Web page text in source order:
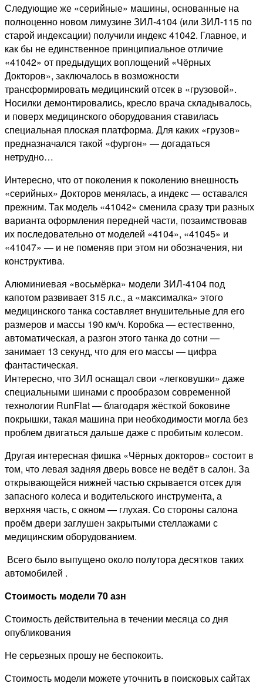
Следующие же «серийные» машины, основанные на
полноценно новом лимузине ЗИЛ-4104 (или ЗИЛ-115 по
старой индексации) получили индекс 41042. Главное, и
как бы не единственное принципиальное отличие
«41042» от предыдущих воплощений «Чёрных
Докторов», заключалось в возможности
трансформировать медицинский отсек в «грузовой».
Носилки демонтировались, кресло врача складывалось,
и поверх медицинского оборудования ставилась
специальная плоская платформа. Для каких «грузов»
предназначался такой «фургон» — догадаться
нетрудно…
Интересно, что от поколения к поколению внешность
«серийных» Докторов менялась, а индекс — оставался
прежним. Так модель «41042» сменила сразу три разных
варианта оформления передней части, позаимствовав
их последовательно от моделей «4104», «41045» и
«41047» — и не поменяв при этом ни обозначения, ни
конструктива.
Алюминиевая «восьмёрка» модели ЗИЛ-4104 под
капотом развивает 315 л.с., а «максималка» этого
медицинского танка составляет внушительные для его
размеров и массы 190 км/ч. Коробка — естественно,
автоматическая, а разгон этого танка до сотни —
занимает 13 секунд, что для его массы — цифра
фантастическая.
Интересно, что ЗИЛ оснащал свои «легковушки» даже
специальными шинами с прообразом современной
технологии RunFlat — благодаря жёсткой боковине
покрышки, такая машина при необходимости могла без
проблем двигаться дальше даже с пробитым колесом.
Другая интересная фишка «Чёрных докторов» состоит в
том, что левая задняя дверь вовсе не ведёт в салон. За
открывающейся нижней частью скрывается отсек для
запасного колеса и водительского инструмента, а
верхняя часть, с окном — глухая. Со стороны салона
проём двери заглушен закрытыми стеллажами с
медицинским оборудованием.
Всего было выпущено около полутора десятков таких
автомобилей .
Стоимость модели 70 азн
Стоимость действительна в течении месяца со дня
опубликования
Не серьезных прошу не беспокоить.
Стоимость модели можете уточнить в поисковых сайтах